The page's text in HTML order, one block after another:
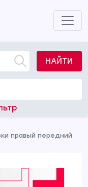
НАЙТИ
правый передний